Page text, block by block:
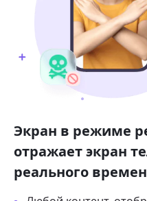
Экран в режиме
отражает экран
реального